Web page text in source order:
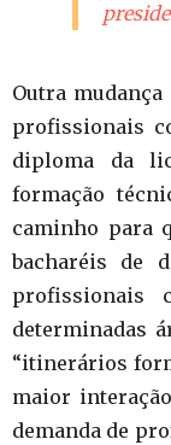
Outra
profissionais
diploma da
formação
caminho para
bacharéis de
profissionais
determinadas
“itinerários
maior
demanda de